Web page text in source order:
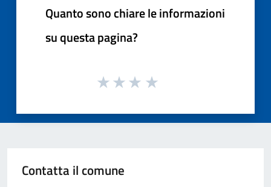
Quanto sono chiare le informazioni
su questa pagina?
Contatta il comune